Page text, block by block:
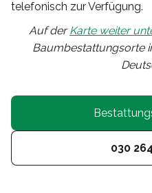
telefonisch zur Verfügung.
Auf derKarte weiter
Baumbestattungsorte
030